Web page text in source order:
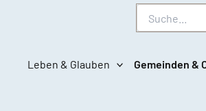
Suche
Leben & Glauben Gemeinden &